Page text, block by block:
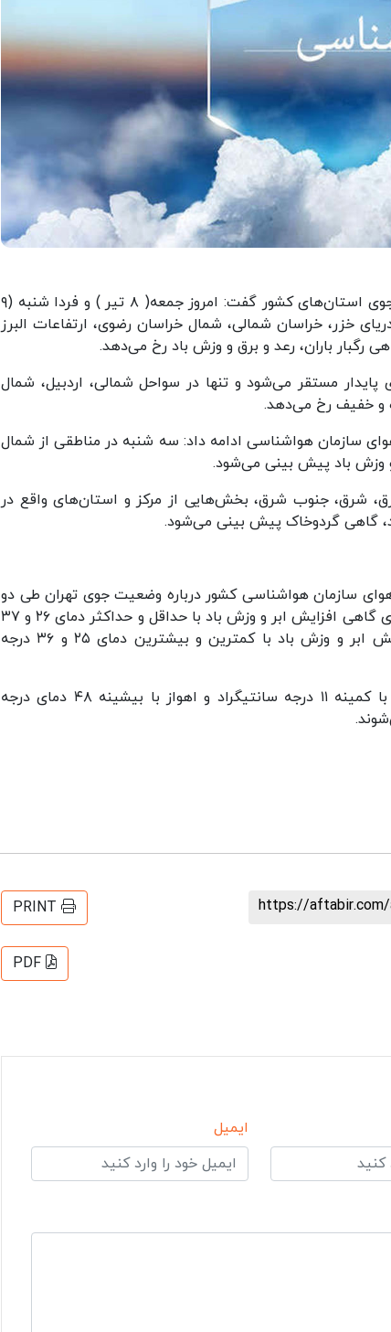
صادق ضیاییان در گفت‌وگو با ایسنا، درباره آخرین وضعیت جوی استان‌های کشور گفت: امروز جمعه( ۸ تیر ) و فردا شنبه (۹
خزر، خراسان شمالی، شمال خراسان رضوی، ارتفاعات البرز
رگبار باران، رعد و برق و وزش باد رخ می‌دهد.
مستقر می‌شود و تنها در سواحل شمالی، اردبیل، شمال
و خفیف رخ می‌دهد.
سازمان هواشناسی ادامه داد: سه شنبه در مناطقی از شمال
و وزش باد پیش بینی می‌شود.
شرق، جنوب شرق، بخش‌هایی از مرکز و استان‌های واقع در
گاهی گردوخاک پیش بینی می‌شود.
سازمان هواشناسی کشور درباره وضعیت جوی تهران طی دو
روز آینده نیز گفت: آسمان تهران فردا - نهم تیرماه، کمی ابری گاهی افزایش ابر و وزش باد با حداقل و حداکثر دمای ۲۶ و ۳۷
درجه سانتیگراد و پس فردا (۱۰ تیر) کمی ابری گاهی افزایش ابر و وزش باد با کمترین و بیشترین دمای ۲۵ و ۳۶ درجه
ضیاییان در پایان اظهار کرد: طی فردا و پس فردا شهرکرد با کمینه ۱۱ درجه سانتیگراد و اهواز با بیشینه ۴۸ دمای درجه
https://
PRINT
PDF
ایمیل